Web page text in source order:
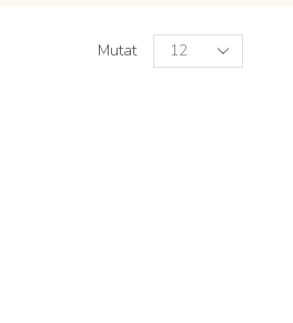
Mutat
Products
per